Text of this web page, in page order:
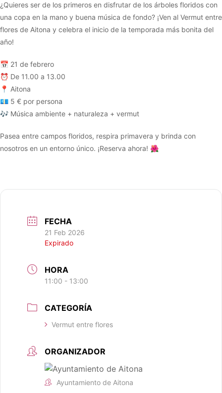
¿Quieres ser de los primeros en disfrutar de los árboles floridos con
una copa en la mano y buena música de fondo? ¡Ven al Vermut entre
flores de Aitona y celebra el inicio de la temporada más bonita del
año!
📅 21 de febrero
⏰ De 11.00 a 13.00
📍 Aitona
💶 5 € por persona
🎶 Música ambiente + naturaleza + vermut
Pasea entre campos floridos, respira primavera y brinda con
nosotros en un entorno único. ¡Reserva ahora! 🌺
FECHA
21 Feb 2026
Expirado
HORA
11:00 - 13:00
CATEGORÍA
Vermut entre flores
ORGANIZADOR
Ayuntamiento de Aitona